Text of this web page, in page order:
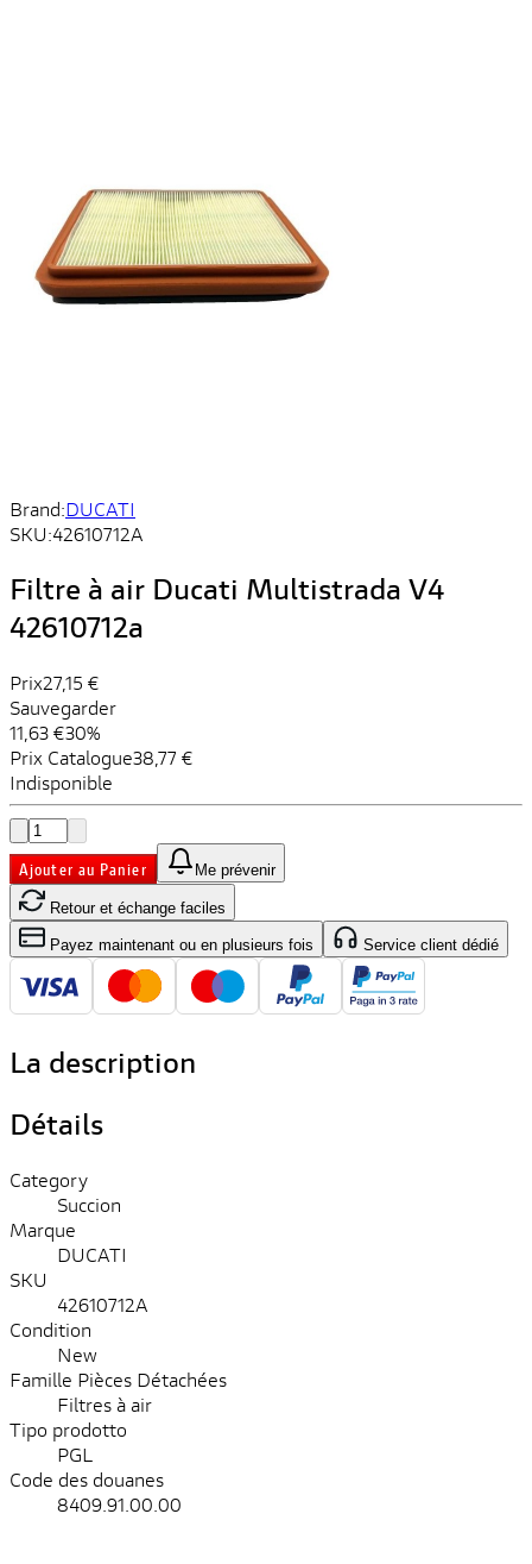
Brand:DUCATI
SKU:42610712A
Filtre à air Ducati Multistrada V4
42610712a
Prix27,15 €
Sauvegarder
11,63 €30%
Prix ​​Catalogue38,77 €
Indisponible
Ajouter au Panier Me prévenir
Retour et échange faciles
Payez maintenant ou en plusieurs fois Service client dédié
La description
Détails
Category
Succion
Marque
DUCATI
SKU
42610712A
Condition
New
Famille Pièces Détachées
Filtres à air
Tipo prodotto
PGL
Code des douanes
8409.91.00.00